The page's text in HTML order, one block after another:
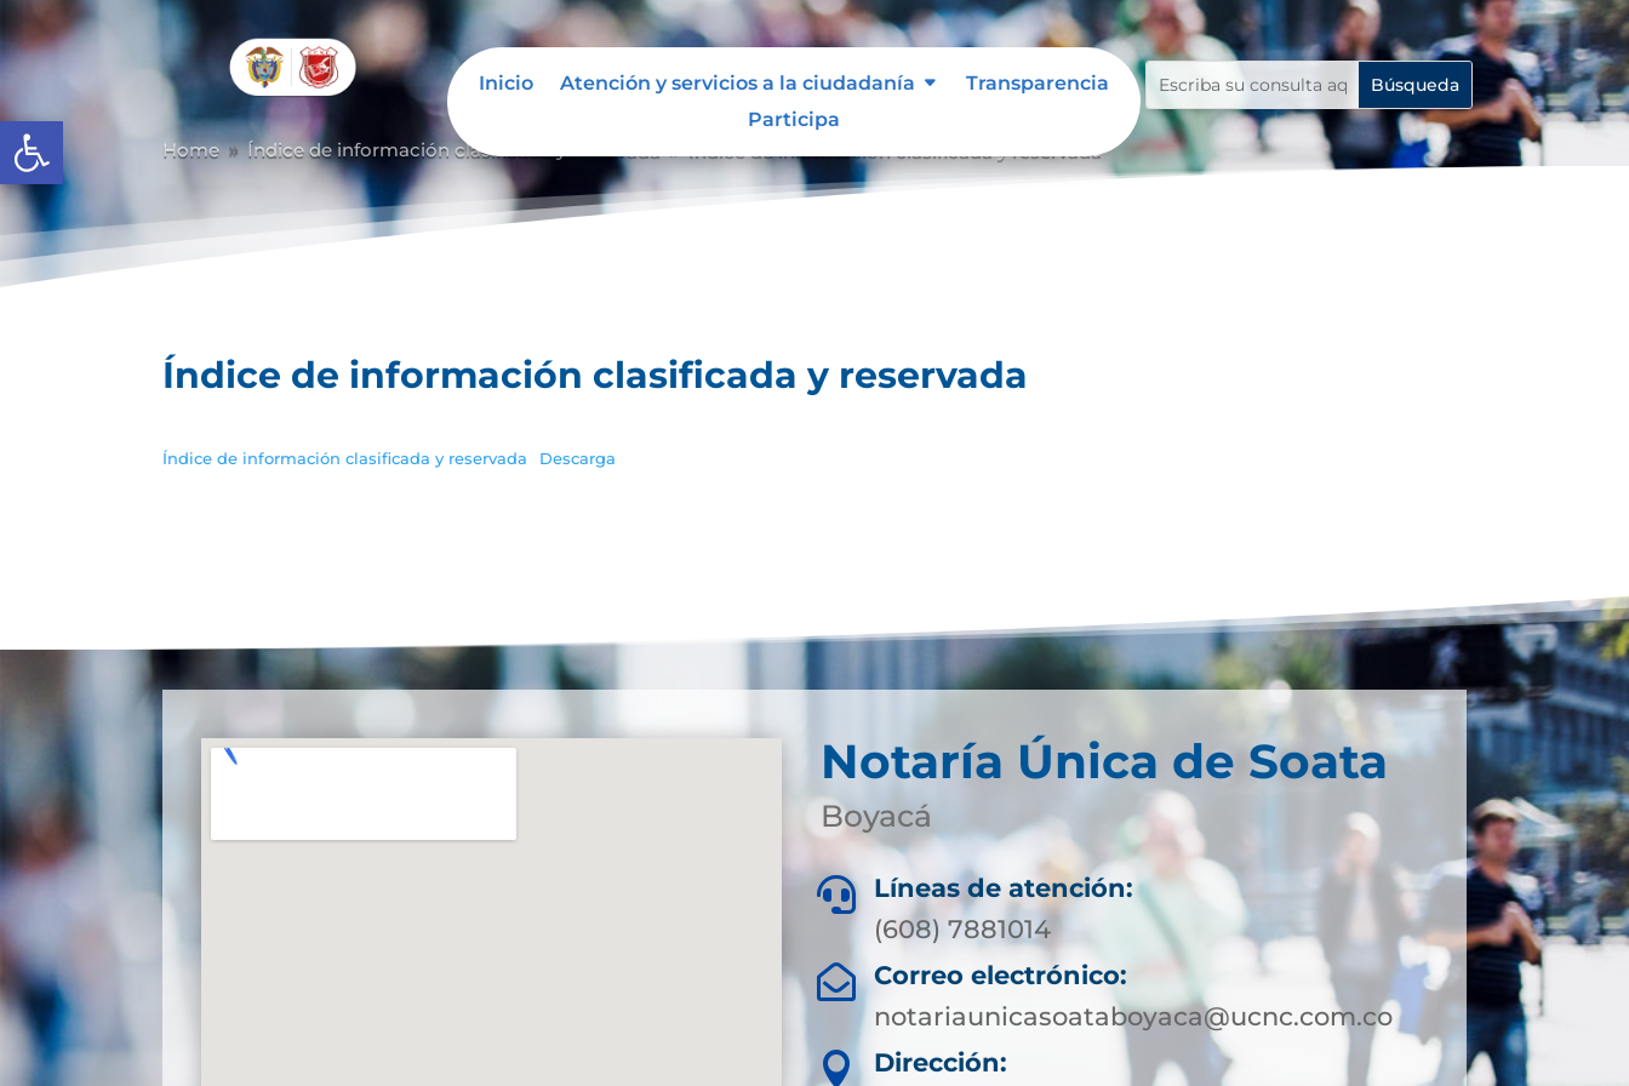
Abrir barra de herramientas
Inicio Atención y servicios a la ciudadanía
Transparencia
Participa
Home 9 Índice de información clasificada y reservada Índice de información clasificada y reservada
Índice de información clasificada y reservada
Índice de información clasificada y reservada Descarga
Notaría Única de Soata
Boyacá

Líneas de atención:
(608) 7881014
 Correo electrónico:
notariaunicasoataboyaca@ucnc.com.co
 Dirección: